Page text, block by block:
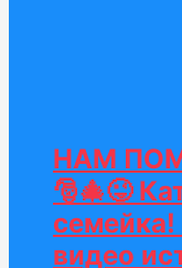
НАМ
🎅🎄😜
видео